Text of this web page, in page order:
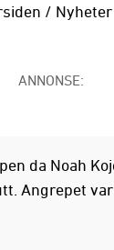
/ Nyheter
ANNONSE:
da Noah
Angrepet